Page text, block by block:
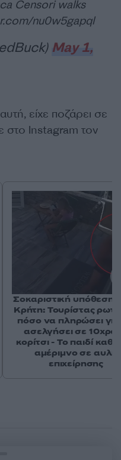
Censori walks
nu0w5gapql
May 1,
είχε ποζάρει σε
στο Instagram τον
Σοκαριστική υπόθεση
Κρήτη: Τουρίστας
πόσο να πληρώσει
ασελγήσει σε
κορίτσι - Το παιδί
αμέριμνο σε αυλή
επιχείρησης